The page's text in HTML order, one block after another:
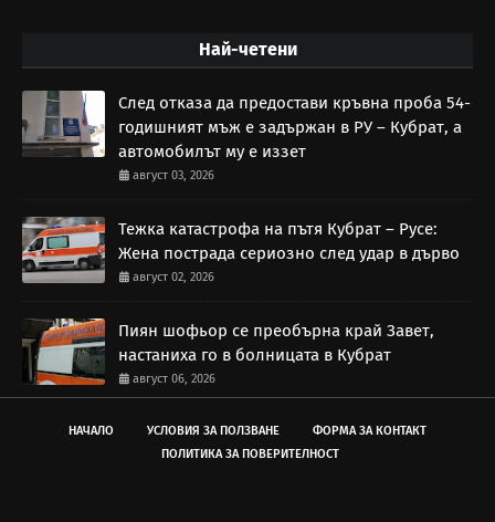
Най-четени
След отказа да предостави кръвна проба 54-
годишният мъж е задържан в РУ – Кубрат, а
автомобилът му е иззет
август 03, 2026
Тежка катастрофа на пътя Кубрат – Русе:
Жена пострада сериозно след удар в дърво
август 02, 2026
Пиян шофьор се преобърна край Завет,
настаниха го в болницата в Кубрат
август 06, 2026
НАЧАЛО УСЛОВИЯ ЗА ПОЛЗВАНЕ
ФОРМА ЗА КОНТАКТ
ПОЛИТИКА ЗА ПОВЕРИТЕЛНОСТ